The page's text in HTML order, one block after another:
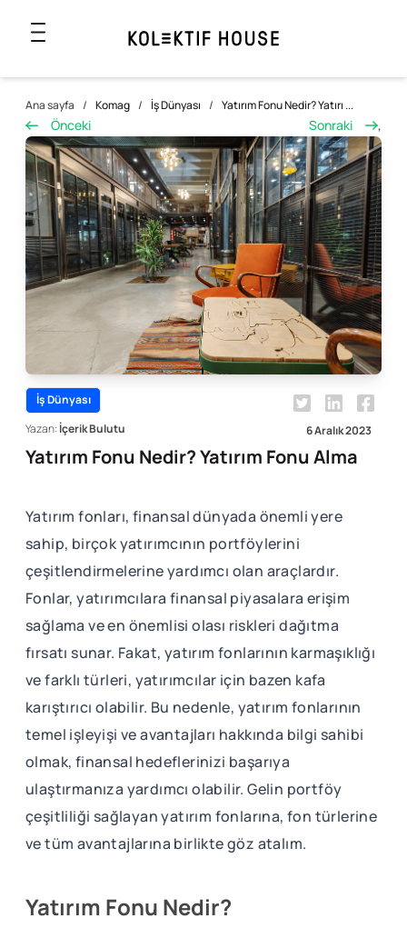
Ana sayfa / Komag / İş Dünyası / Yatırım Fonu Nedir? Yatırı ...
Önceki Sonraki ,
İş Dünyası
Yazan:İçerik Bulutu 6 Aralık 2023
Yatırım Fonu Nedir? Yatırım Fonu Alma
Yatırım fonları, finansal dünyada önemli yere
sahip, birçok yatırımcının portföylerini
çeşitlendirmelerine yardımcı olan araçlardır.
Fonlar, yatırımcılara finansal piyasalara erişim
sağlama ve en önemlisi olası riskleri dağıtma
fırsatı sunar. Fakat, yatırım fonlarının karmaşıklığı
ve farklı türleri, yatırımcılar için bazen kafa
karıştırıcı olabilir. Bu nedenle, yatırım fonlarının
temel işleyişi ve avantajları hakkında bilgi sahibi
olmak, finansal hedeflerinizi başarıya
ulaştırmanıza yardımcı olabilir. Gelin portföy
çeşitliliği sağlayan yatırım fonlarına, fon türlerine
ve tüm avantajlarına birlikte göz atalım.
Yatırım Fonu Nedir?